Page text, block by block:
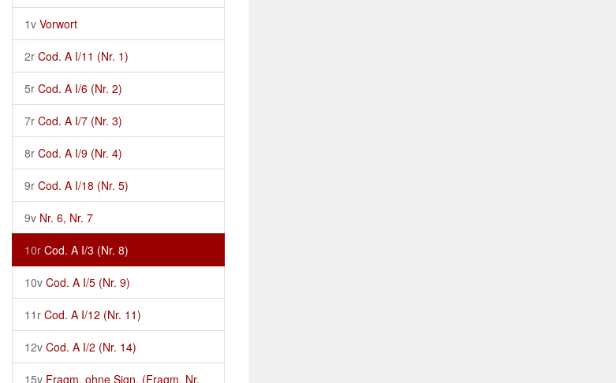
1v Vorwort
2r Cod. A I/11 (Nr. 1)
5r Cod. A I/6 (Nr. 2)
7r Cod. A I/7 (Nr. 3)
8r Cod. A I/9 (Nr. 4)
9r Cod. A I/18 (Nr. 5)
9v Nr. 6, Nr. 7
10r Cod. A I/3 (Nr. 8)
10v Cod. A I/5 (Nr. 9)
11r Cod. A I/12 (Nr. 11)
12v Cod. A I/2 (Nr. 14)
15v Fragm. ohne Sign. (Fragm. Nr.